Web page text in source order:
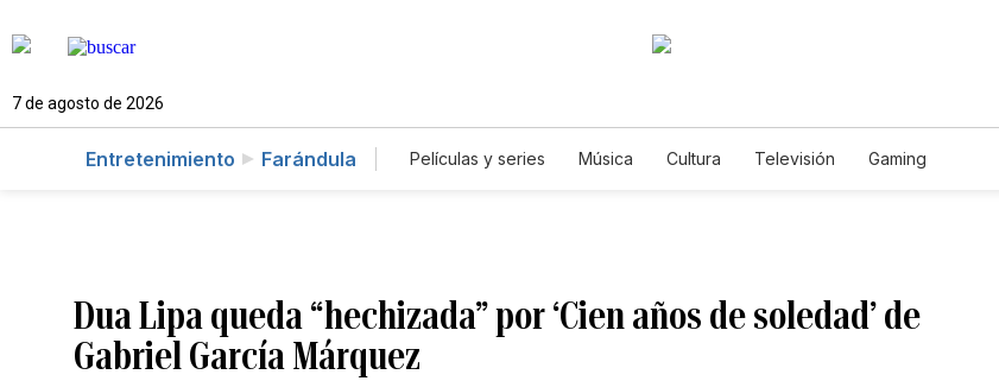
7 de agosto de 2026
Entretenimiento Farándula Películas y series Música Cultura Televisión Gaming
Dua Lipa queda “hechizada” por ‘Cien años de soledad’ de
Gabriel García Márquez